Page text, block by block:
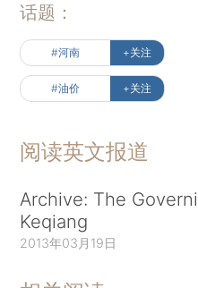
话题：
#河南 +关注
#油价 +关注
阅读英文报道
Archive: The
Keqiang
2013年03月19日